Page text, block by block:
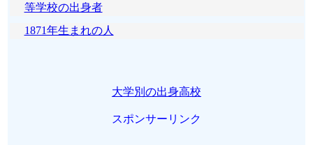
等学校の出身者
1871年生まれの人
大学別の出身高校
スポンサーリンク